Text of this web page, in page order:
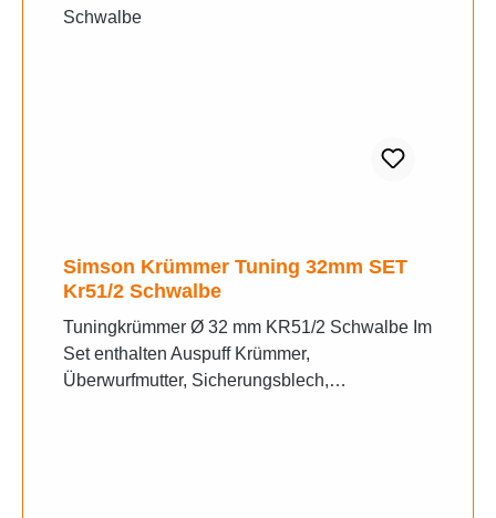
Simson Krümmer Tuning 32mm SET
Kr51/2 Schwalbe
Tuningkrümmer Ø 32 mm KR51/2 Schwalbe Im
Set enthalten Auspuff Krümmer,
Überwurfmutter, Sicherungsblech,